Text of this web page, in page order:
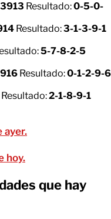
Resultado:0-5-0-
Resultado:3-1-3-9-1
5-7-8-2-5
Resultado:0-1-2-9-6
Resultado:2-1-8-9-1
ayer.
hoy.
que hay